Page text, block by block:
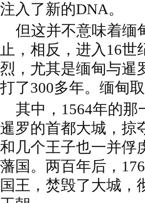
注入了新的DNA。
但这并不意味着缅
止，相反，进入16世
烈，尤其是缅甸与暹
打了300多年。缅甸
其中，1564年的那
暹罗的首都大城，掠
和几个王子也一并俘
藩国。两百年后，
国王，焚毁了大城，